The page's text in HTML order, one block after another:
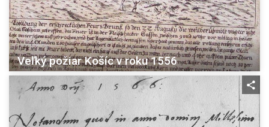
Veľký požiar Košíc v roku 1556